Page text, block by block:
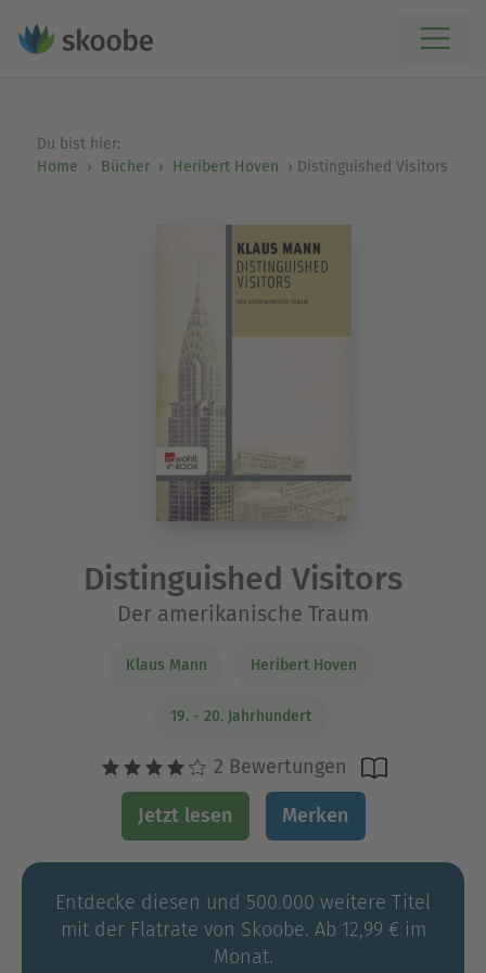
Du bist hier:
Home
Bücher Heribert Hoven Distinguished Visitors
Distinguished Visitors
Der amerikanische Traum
Klaus Mann Heribert Hoven
19. - 20. Jahrhundert
2 Bewertungen
Jetzt lesen Merken
Entdecke diesen und 500.000 weitere Titel
mit der Flatrate von Skoobe. Ab 12,99 € im
Monat.